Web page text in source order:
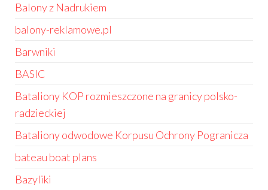
Balony z Nadrukiem
balony-reklamowe.pl
Barwniki
BASIC
Bataliony KOP rozmieszczone na granicy polsko-
radzieckiej
Bataliony odwodowe Korpusu Ochrony Pogranicza
bateau boat plans
Bazyliki